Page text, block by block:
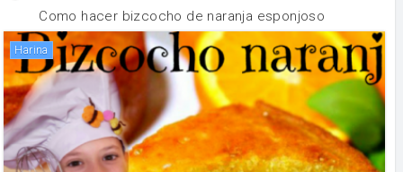
Como hacer bizcocho de naranja esponjoso
harina